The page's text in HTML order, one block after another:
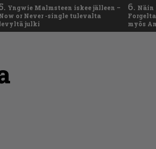
Yngwie Malmsteen iskee jälleen –
or Never -single tulevalta
julki
6. Näin
myös